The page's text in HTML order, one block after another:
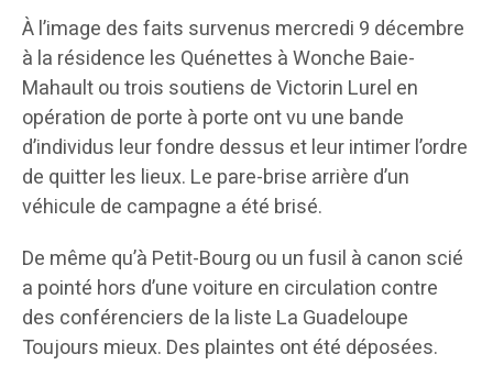
À l’image des faits survenus mercredi 9 décembre
à la résidence les Quénettes à Wonche Baie-
Mahault ou trois soutiens de Victorin Lurel en
opération de porte à porte ont vu une bande
d’individus leur fondre dessus et leur intimer l’ordre
de quitter les lieux. Le pare-brise arrière d’un
véhicule de campagne a été brisé.
De même qu’à Petit-Bourg ou un fusil à canon scié
a pointé hors d’une voiture en circulation contre
des conférenciers de la liste La Guadeloupe
Toujours mieux. Des plaintes ont été déposées.